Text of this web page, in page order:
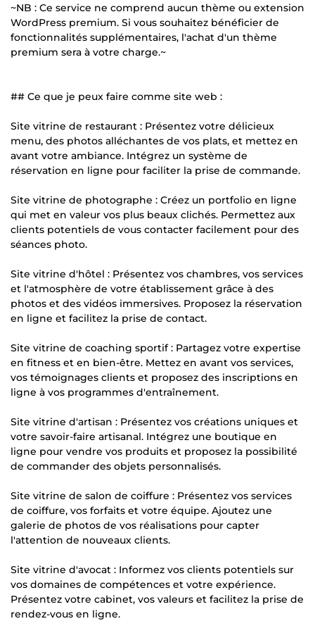
~NB : Ce service ne comprend aucun thème ou extension
WordPress premium. Si vous souhaitez bénéficier de
fonctionnalités supplémentaires, l'achat d'un thème
premium sera à votre charge.~
## Ce que je peux faire comme site web :
Site vitrine de restaurant : Présentez votre délicieux
menu, des photos alléchantes de vos plats, et mettez en
avant votre ambiance. Intégrez un système de
réservation en ligne pour faciliter la prise de commande.
Site vitrine de photographe : Créez un portfolio en ligne
qui met en valeur vos plus beaux clichés. Permettez aux
clients potentiels de vous contacter facilement pour des
séances photo.
Site vitrine d'hôtel : Présentez vos chambres, vos services
et l'atmosphère de votre établissement grâce à des
photos et des vidéos immersives. Proposez la réservation
en ligne et facilitez la prise de contact.
Site vitrine de coaching sportif : Partagez votre expertise
en fitness et en bien-être. Mettez en avant vos services,
vos témoignages clients et proposez des inscriptions en
ligne à vos programmes d'entraînement.
Site vitrine d'artisan : Présentez vos créations uniques et
votre savoir-faire artisanal. Intégrez une boutique en
ligne pour vendre vos produits et proposez la possibilité
de commander des objets personnalisés.
Site vitrine de salon de coiffure : Présentez vos services
de coiffure, vos forfaits et votre équipe. Ajoutez une
galerie de photos de vos réalisations pour capter
l'attention de nouveaux clients.
Site vitrine d'avocat : Informez vos clients potentiels sur
vos domaines de compétences et votre expérience.
Présentez votre cabinet, vos valeurs et facilitez la prise de
rendez-vous en ligne.